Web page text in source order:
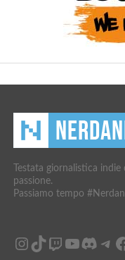
Testata giornalistica
passione.
Passiamo tempo
Instagram
TikTok
Twitch